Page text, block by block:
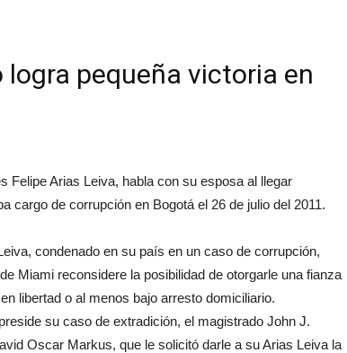
pequeña victoria en
Felipe Arias Leiva, habla con su esposa al llegar
cargo de corrupción en Bogotá el 26 de julio del 2011.
condenado en su país en un caso de corrupción,
Miami reconsidere la posibilidad de otorgarle una fianza
libertad o al menos bajo arresto domiciliario.
su caso de extradición, el magistrado John J.
Oscar Markus, que le solicitó darle a su Arias Leiva la